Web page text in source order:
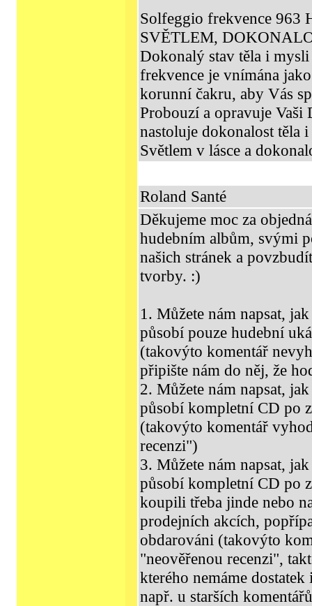
Solfeggio frekvence 963
SVĚTLEM,
Dokonalý stav těla i
frekvence je vnímána
korunní čakru, aby Vás
Probouzí a opravuje Vaši
nastoluje dokonalost těla
Světlem v lásce a
Roland Santé
Děkujeme moc za
hudebním albům, svými
našich stránek a
tvorby. :)
1. Můžete nám napsat,
působí pouze hudební
(takovýto komentář
připište nám do něj, že
2. Můžete nám napsat,
působí kompletní CD po
(takovýto komentář
recenzi")
3. Můžete nám napsat,
působí kompletní CD po
koupili třeba jinde nebo
prodejních akcích,
obdarováni (takovýto
"neověřenou recenzi",
kterého nemáme
např. u starších